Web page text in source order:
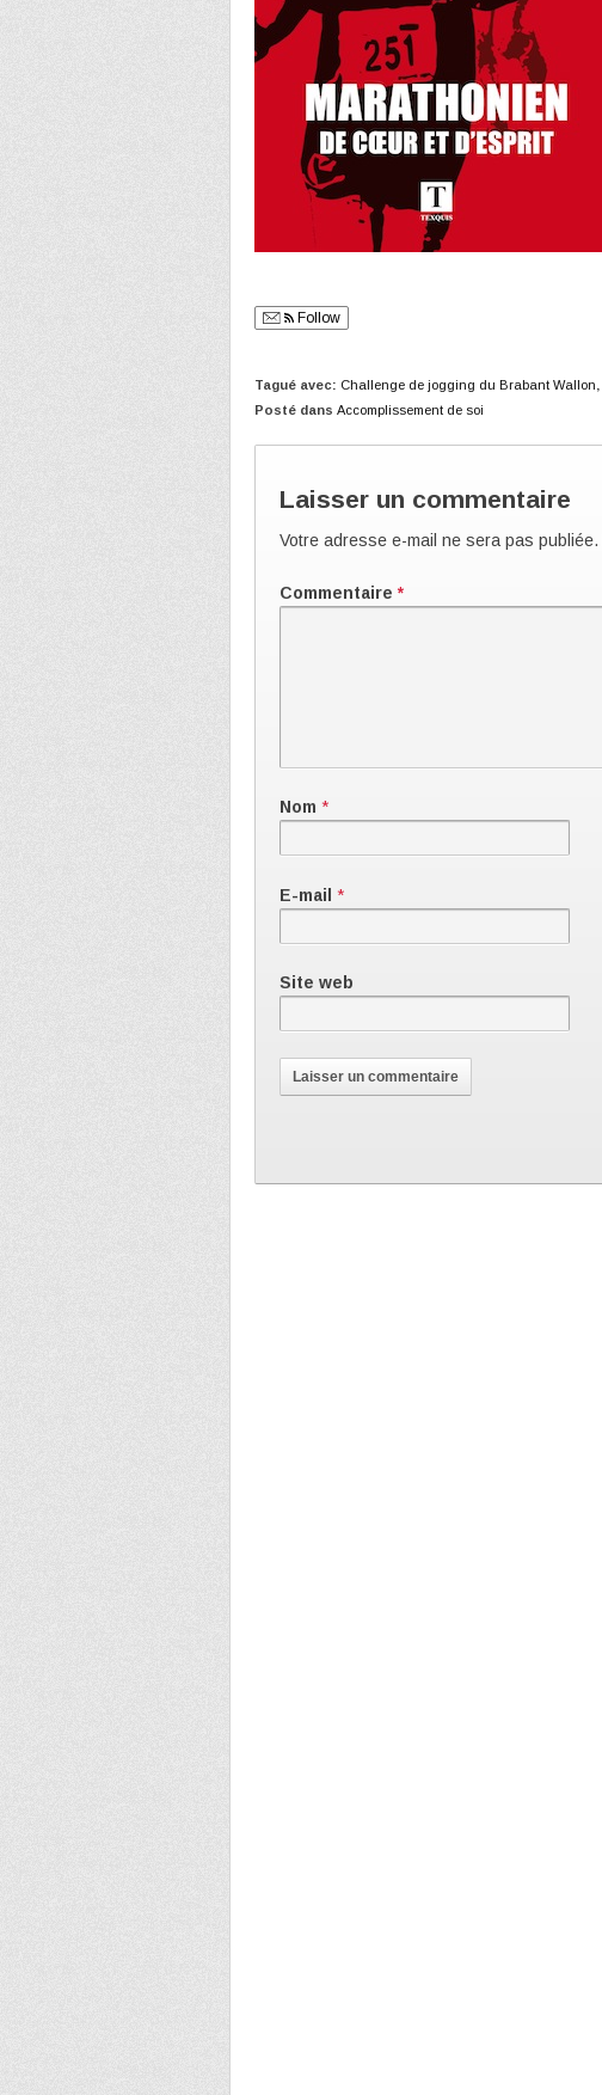
Follow
Tagué avec: Challenge de jogging du Brabant Wallon
Posté dans Accomplissement de soi
Laisser un commentaire
Votre adresse e-mail ne sera pas publiée.
Commentaire *
Nom *
E-mail *
Site web